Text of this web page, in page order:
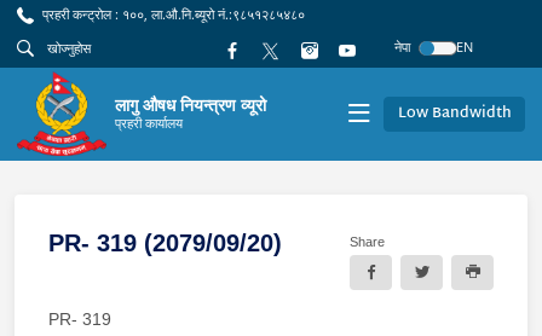
प्रहरी कन्ट्रोल : १००, ला.औ.नि.ब्यूरो नं.:९८५१२८५४८०
नेपा
EN
लागु औषध नियन्त्रण व्यूरो
प्रहरी कार्यालय Low Bandwidth
PR- 319 (2079/09/20) Share
PR- 319